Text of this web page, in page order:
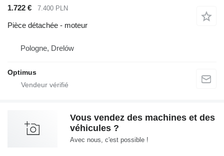
1.722 € 7.400 PLN
Pièce détachée - moteur
Pologne, Drelów
Optimus
Vous vendez des machines et des
véhicules ?
Avec nous, c'est possible !